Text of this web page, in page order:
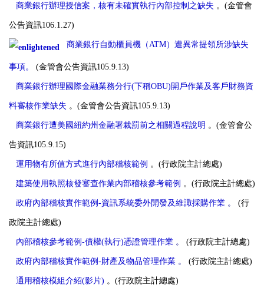
商業銀行辦理授信案，核有未確實執行內部控制之缺失 。(金管會
公告資訊106.1.27)
商業銀行自動櫃員機（ATM）遭異常提領所涉缺失
事項。 (金管會公告資訊105.9.13)
商業銀行辦理國際金融業務分行(下稱OBU)開戶作業及客戶財務資
料審核作業缺失 。(金管會公告資訊105.9.13)
商業銀行遭美國紐約州金融署裁罰前之相關過程說明 。(金管會公
告資訊105.9.15)
運用物有所值方式進行內部稽核範例 。(行政院主計總處)
建築使用執照核發審查作業內部稽核參考範例 。(行政院主計總處)
政府內部稽核實作範例-資訊系統委外開發及維諏採購作業 。 (行
政院主計總處)
內部稽核參考範例-債權(執行)憑證管理作業 。 (行政院主計總處)
政府內部稽核實作範例-財產及物品管理作業 。 (行政院主計總處)
通用稽核模組介紹(影片) 。(行政院主計總處)